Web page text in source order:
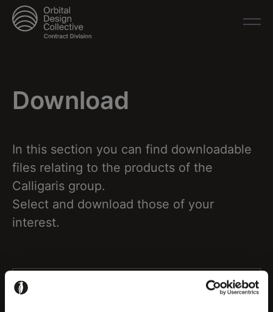
Download
In this section you can find downloadable
files relating to the products of the
Calligaris group.
Select and download those of your
interest.